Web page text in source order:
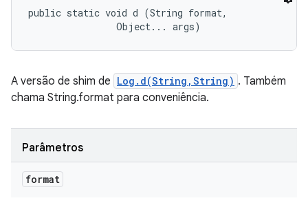
public static void d (String format,
                Object... args)
A versão de shim de Log.d(String,String) . Também
chama String.format para conveniência.
Parâmetros
format